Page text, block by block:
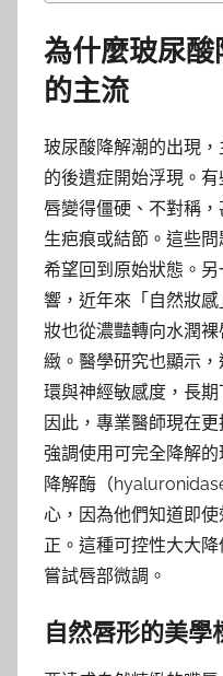
為什麼玻尿
的主流
玻尿酸降解潮的出現
的後遺症開始浮現。
唇變得僵硬、不對稱
生疤痕或結節。這些
希望回到原始狀態。
響，近年來「自然妝
妝也從濃豔轉向水潤
緻。醫學研究也顯示
環與神經敏感度，長
因此，專業醫師現在
強調使用可完全降解
降解酶（
心，因為他們知道即
正。這種可控性大大
嘗試唇部微調。
自然唇形的美學